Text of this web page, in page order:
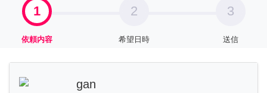
1
依頼内容
2
希望日時
3
送信
gan